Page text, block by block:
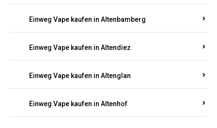
Einweg Vape kaufen in Altenbamberg
Einweg Vape kaufen in Altendiez
Einweg Vape kaufen in Altenglan
Einweg Vape kaufen in Altenhof